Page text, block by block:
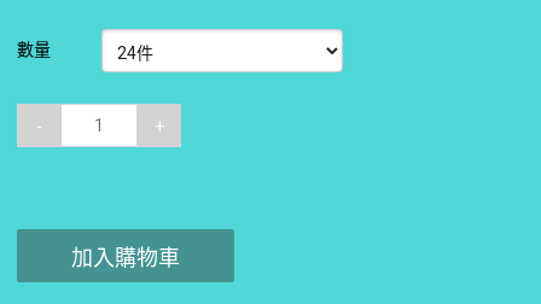
數量
- +
加入購物車